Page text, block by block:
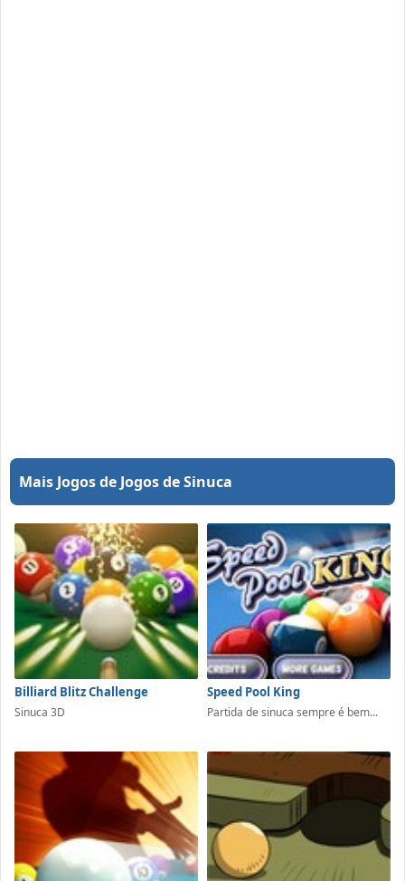
Mais Jogos de Jogos de Sinuca
Billiard Blitz Challenge
Sinuca 3D
Speed Pool King
Partida de sinuca sempre é bem...